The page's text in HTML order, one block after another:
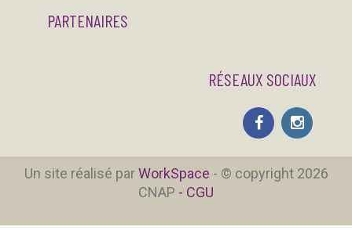
PARTENAIRES
RÉSEAUX SOCIAUX
Un site réalisé parWorkSpace - © copyright 2026
CNAP - CGU